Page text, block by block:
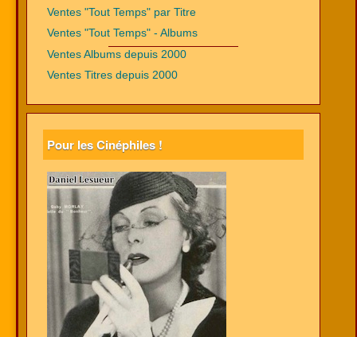
Ventes "Tout Temps" par Titre
Ventes "Tout Temps" - Albums
Ventes Albums depuis 2000
Ventes Titres depuis 2000
Pour les Cinéphiles !